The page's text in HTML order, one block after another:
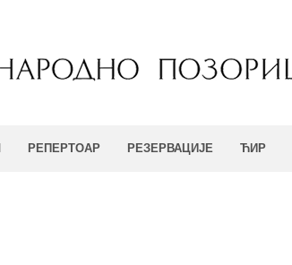
РЕПЕРТОАР РЕЗЕРВАЦИЈЕ ЋИР